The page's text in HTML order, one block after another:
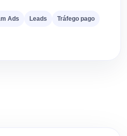
Ads Leads Tráfego pago